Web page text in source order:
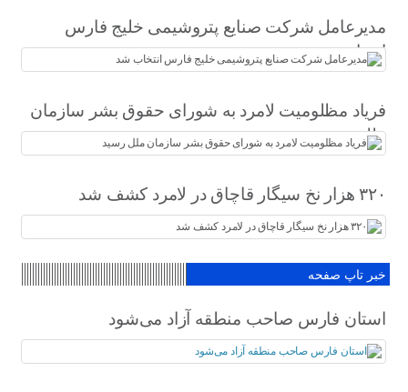
مدیرعامل شرکت صنایع پتروشیمی خلیج فارس
انتخاب شد
فریاد مظلومیت لامرد به شورای حقوق بشر سازمان
ملل رسید
۳۲۰ هزار نخ سیگار قاچاق در لامرد کشف شد
خبر تاپ صفحه
استان فارس صاحب منطقه آزاد می‌شود